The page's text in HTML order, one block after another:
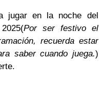
jugar en la noche del
Por ser festivo el
recuerda estar
saber cuando juega.)